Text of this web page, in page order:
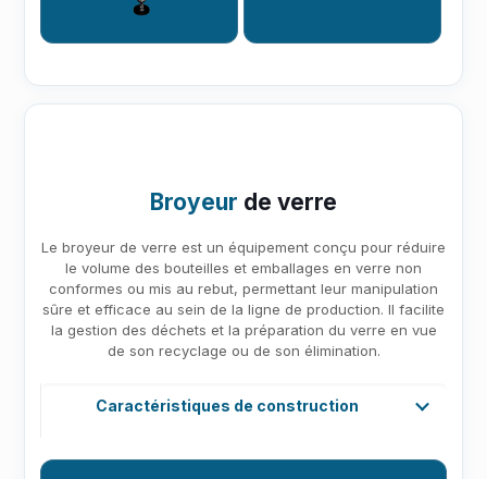
Broyeur de verre
Le broyeur de verre est un équipement conçu pour réduire
le volume des bouteilles et emballages en verre non
conformes ou mis au rebut, permettant leur manipulation
sûre et efficace au sein de la ligne de production. Il facilite
la gestion des déchets et la préparation du verre en vue
de son recyclage ou de son élimination.
Caractéristiques de construction